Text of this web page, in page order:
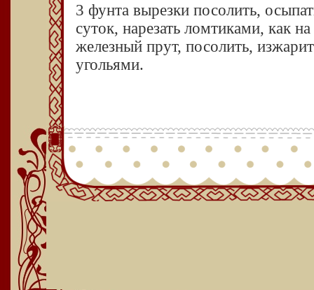
3 фунта вырезки посолить,
суток, нарезать ломтиками, как
железный прут, посолить,
угольями.